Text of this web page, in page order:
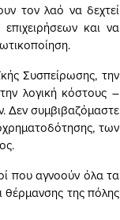
τον λαό να δεχτεί
και να
Συσπείρωσης, την
λογική κόστους –
Δεν συμβιβαζόμαστε
των
που αγνοούν όλα τα
θέρμανσης της πόλης